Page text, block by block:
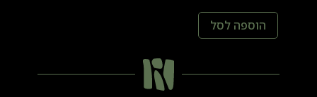
הוספה לסל